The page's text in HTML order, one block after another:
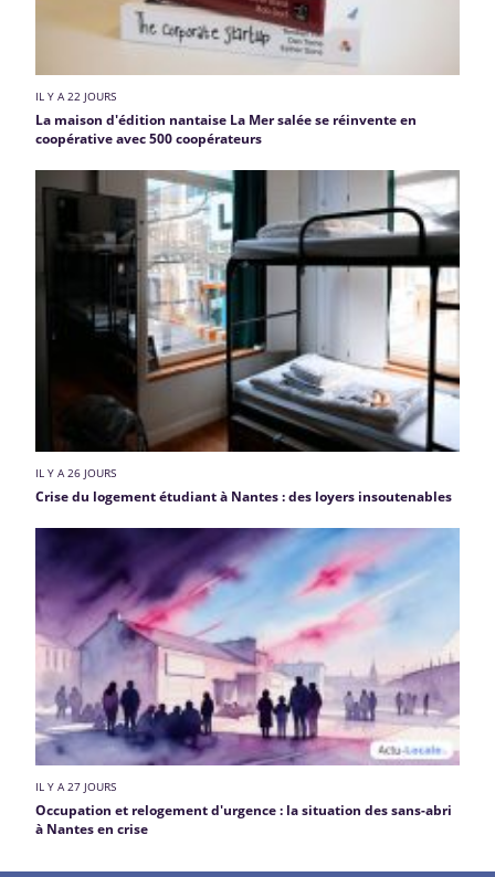
IL Y A 22 JOURS
La maison d'édition nantaise La Mer salée se réinvente en
coopérative avec 500 coopérateurs
IL Y A 26 JOURS
Crise du logement étudiant à Nantes : des loyers insoutenables
IL Y A 27 JOURS
Occupation et relogement d'urgence : la situation des sans-abri
à Nantes en crise